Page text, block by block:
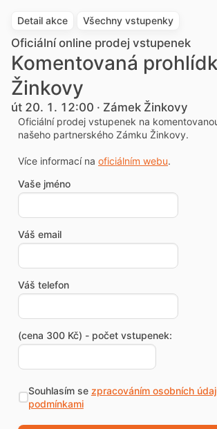
Detail akce Všechny vstupenky
Oficiální online prodej vstupenek
Komentovaná
Žinkovy
út 20. 1. 12:00 · Zámek Žinkovy
Oficiální prodej vstupenek na
našeho partnerského Zámku Žinkovy.
Více informací na oficiálním webu.
Vaše jméno
Váš email
Váš telefon
(cena 300 Kč) - počet vstupenek:
Souhlasím se zpracováním osobních
podmínkami